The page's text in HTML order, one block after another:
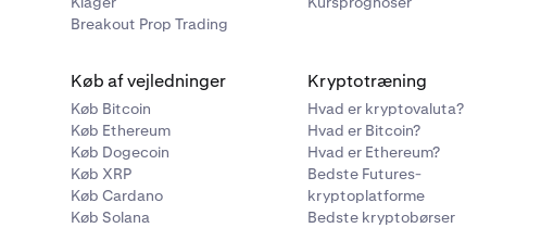
Breakout Prop Trading
Køb af vejledninger
Køb Bitcoin
Køb Ethereum
Køb Dogecoin
Køb XRP
Køb Cardano
Køb Solana
Kryptotræning
Hvad er kryptovaluta?
Hvad er Bitcoin?
Hvad er Ethereum?
Bedste Futures-
kryptoplatforme
Bedste kryptobørser